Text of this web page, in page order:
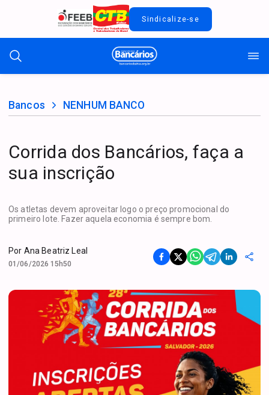
Sindicalize-se
Bancos NENHUM BANCO
Corrida dos Bancários, faça a
sua inscrição
Os atletas devem aproveitar logo o preço promocional do
primeiro lote. Fazer aquela economia é sempre bom.
Por Ana Beatriz Leal
01/06/2026 15h50